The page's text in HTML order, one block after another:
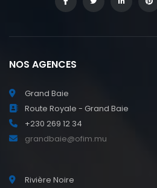
NOS AGENCES
Grand Baie
Route Royale - Grand Baie
+230 269 12 34
grandbaie@ofim.mu
Rivière Noire